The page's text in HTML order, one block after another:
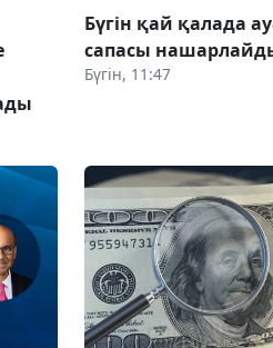
Бүгін қай қалада
сапасы
Бүгін, 11:47